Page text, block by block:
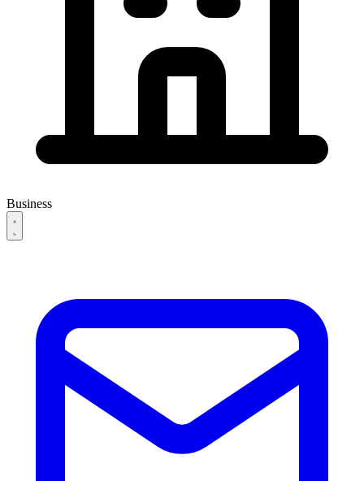
Business